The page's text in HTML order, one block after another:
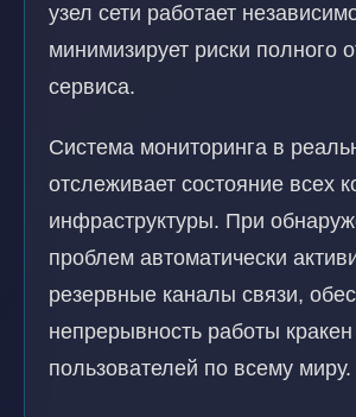
узел сети работает
минимизирует риски полного
сервиса.
Система мониторинга в
отслеживает состояние всех
инфраструктуры. При
проблем автоматически
резервные каналы связи,
непрерывность работы
пользователей по всему миру.